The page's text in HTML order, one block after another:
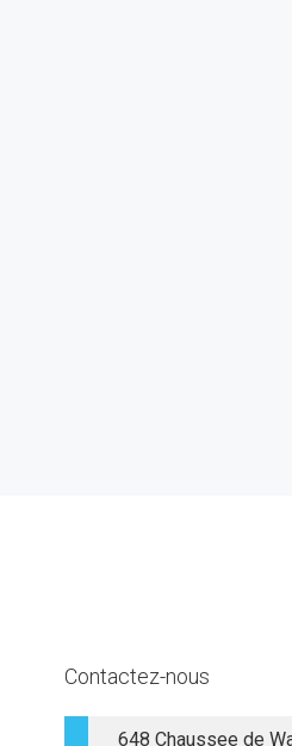
Contactez-nous
648 Chaussee de